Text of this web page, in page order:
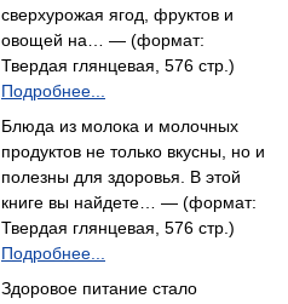
сверхурожая ягод, фруктов и
овощей на… — (формат:
Твердая глянцевая, 576 стр.)
Подробнее...
Блюда из молока и молочных
продуктов не только вкусны, но и
полезны для здоровья. В этой
книге вы найдете… — (формат:
Твердая глянцевая, 576 стр.)
Подробнее...
Здоровое питание стало